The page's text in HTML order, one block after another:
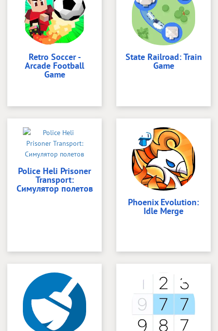
Retro Soccer -
Arcade Football
Game
State Railroad: Train
Game
Police Heli Prisoner
Transport:
Симулятор полетов
Phoenix Evolution:
Idle Merge